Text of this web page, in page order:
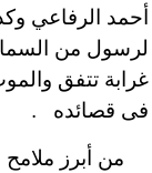
أحمد الرفاعي
لرسول من
غرابة تتفق
فى قصائده .
من أبرز ملامح